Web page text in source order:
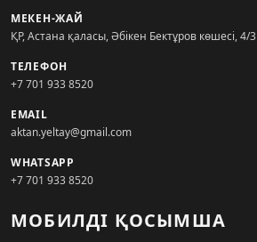
МЕКЕН-ЖАЙ
ҚР, Астана қаласы, Әбікен Бектұров көшесі, 4/3
ТЕЛЕФОН
+7 701 933 8520
EMAIL
aktan.yeltay@gmail.com
WHATSAPP
+7 701 933 8520
МОБИЛДІ ҚОСЫМША